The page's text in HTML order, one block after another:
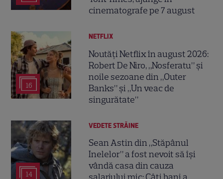
cinematografe pe 7 august
16
NETFLIX
Noutăți Netflix în august 2026:
Robert De Niro, „Nosferatu” și
noile sezoane din „Outer
Banks” și „Un veac de
singurătate”
14
VEDETE STRĂINE
Sean Astin din „Stăpânul
Inelelor” a fost nevoit să își
vândă casa din cauza